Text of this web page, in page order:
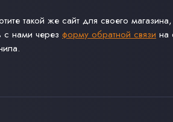
такой же сайт для своего
с нами через форму обратной связи на